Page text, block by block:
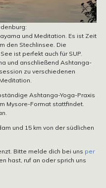
und Meditation. Es ist Zeit
den Stechlinsee. Die
ist perfekt auch für SUP.
und anschließend Ashtanga-
zu verschiedenen
Ashtanga-Yoga-Praxis
Mysore-Format stattfindet.
und 15 km von der südlichen
Bitte melde dich bei uns per
hast, ruf an oder sprich uns